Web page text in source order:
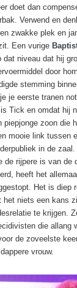
doet dan
Verwend en
zwakke plek en
Een vurige
dat niveau dat hij
door
stemming
je eerste tranen
Tick en omdat hij
zoon die
mooie link tussen
in de
de rijpere is van de
heeft het
Het is diep
het niets een kans
te krijgen.
die allang
de zoveelste
vrouw.